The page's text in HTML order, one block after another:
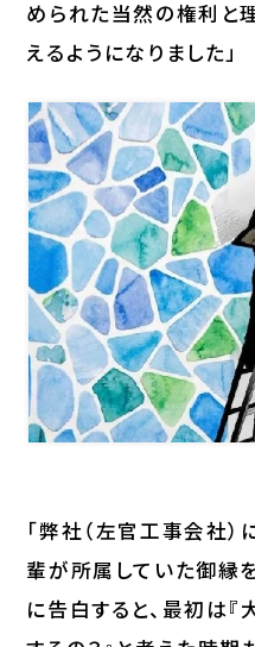
められた当然の権利と
えるようになりました」
「弊社（左官工事会社
輩が所属していた御縁
に告白すると、最初は